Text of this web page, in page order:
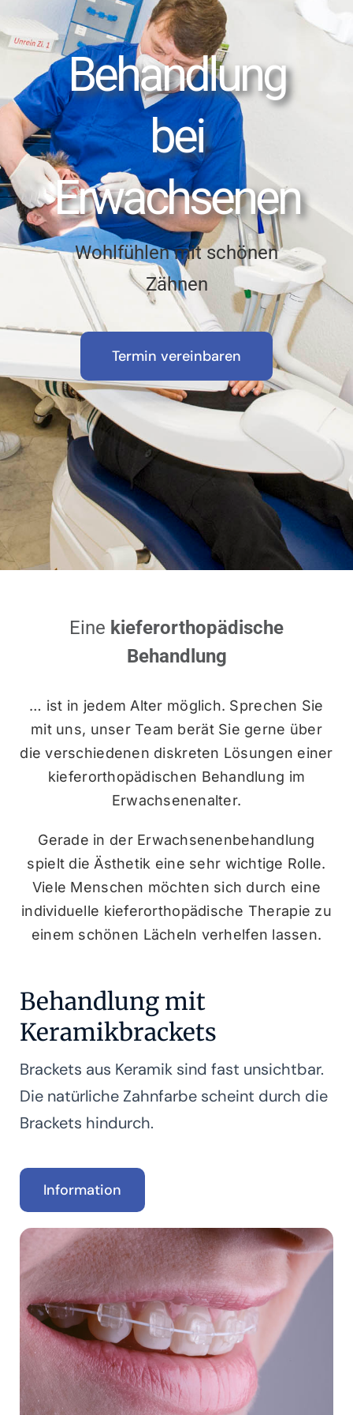
Behandlung
bei
Erwachsenen
Wohlfühlen mit schönen
Zähnen
Termin vereinbaren
Eine kieferorthopädische
Behandlung
… ist in jedem Alter möglich. Sprechen Sie
mit uns, unser Team berät Sie gerne über
die verschiedenen diskreten Lösungen einer
kieferorthopädischen Behandlung im
Erwachsenenalter.
Gerade in der Erwachsenenbehandlung
spielt die Ästhetik eine sehr wichtige Rolle.
Viele Menschen möchten sich durch eine
individuelle kieferorthopädische Therapie zu
einem schönen Lächeln verhelfen lassen.
Behandlung mit
Keramikbrackets
Brackets aus Keramik sind fast unsichtbar.
Die natürliche Zahnfarbe scheint durch die
Brackets hindurch.
Information